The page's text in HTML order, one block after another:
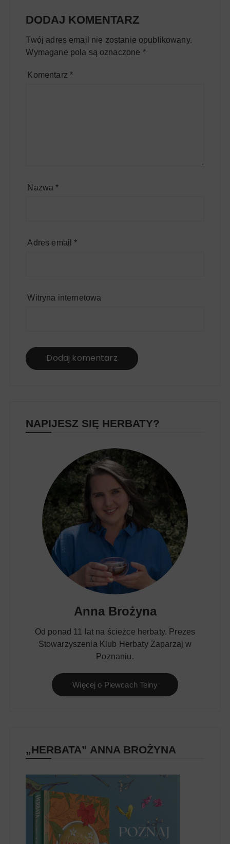
DODAJ KOMENTARZ
Twój adres email nie zostanie opublikowany.
Wymagane pola są oznaczone *
Komentarz *
Nazwa*
Adres email*
Witryna internetowa
NAPIJESZ SIĘ HERBATY?
Anna Brożyna
Od ponad 11 lat na ścieżce herbaty. Prezes
Stowarzyszenia Klub Herbaty Zaparzaj w
Poznaniu.
Więcej o Piewcach Teiny
„HERBATA” ANNA BROŻYNA